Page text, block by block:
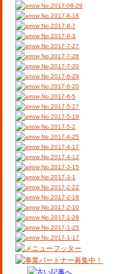
No.2017-08-29
No.2017-8-16
No.2017-8-7
No.2017-8-3
No.2017-7-27
No.2017-7-26
No.2017-7-20
No.2017-6-29
No.2017-6-20
No.2017-6-5
No.2017-5-27
No.2017-5-19
No.2017-5-2
No.2017-4-25
No.2017-4-17
No.2017-4-12
No.2017-3-15
No.2017-3-1
No.2017-2-22
No.2017-2-18
No.2017-2-10
No.2017-1-28
No.2017-1-25
No.2017-1-17